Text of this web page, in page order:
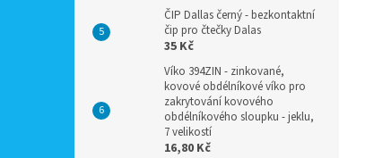
ČIP Dallas černý - bezkontaktní
čip pro čtečky Dalas
35 Kč
Víko 394ZIN - zinkované,
kovové obdélníkové víko pro
zakrytování kovového
obdélníkového sloupku - jeklu,
7 velikostí
16,80 Kč